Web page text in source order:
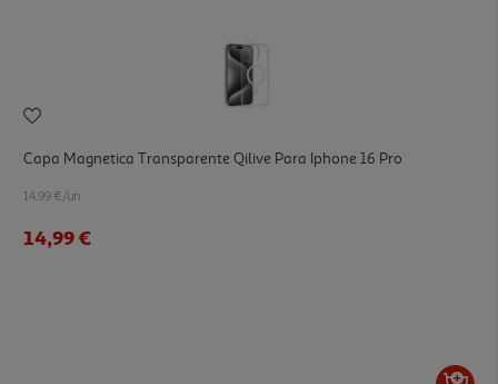
Capa Magnetica Transparente Qilive Para Iphone 16 Pro
14.99 €/un
14,99 €